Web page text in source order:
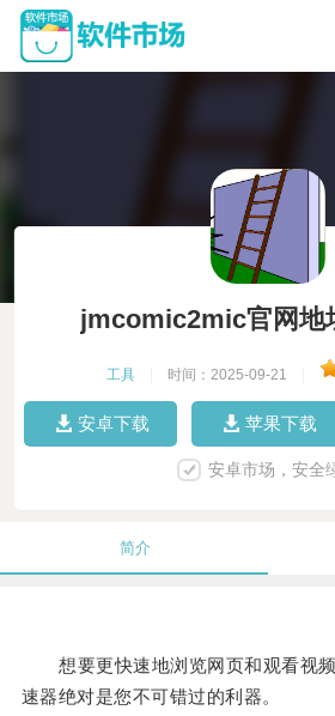
jmcomic2mic官网地
工具 时间：2025-09-21
安卓下载 苹果下载
安卓市场，安全
简介
想要更快速地浏览网页和观看视
速器绝对是您不可错过的利器。